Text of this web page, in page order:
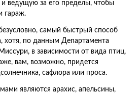
ведущую за его пределы, чтобы
гараж.
самый быстрый способ
хотя, по данным Департамента
в зависимости от вида птиц,
вам, возможно, придется
сафлора или проса.
являются арахис, апельсины,